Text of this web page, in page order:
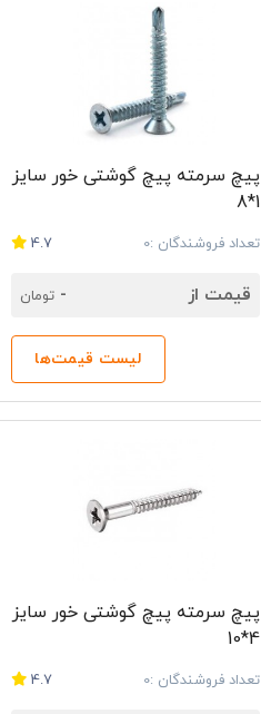
پیچ سرمته پیچ گوشتی خور سایز
1*8
تعداد فروشندگان :0 4.7
قیمت از - تومان
لیست قیمت‌ها
پیچ سرمته پیچ گوشتی خور سایز
4*10
تعداد فروشندگان :0 4.7